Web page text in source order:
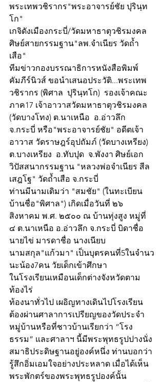
พระเทพวชิรากร"พระอาจารย์ชัย ปุรินฺท
โก"
เกจิดังเมืองกระบี่/วัดมหาธาตุวชิรมงคล
ศิษย์สายกรรมฐาน"ลพ.จำเนียร วัดถ้ำ
เสือ"
ทีมข่าวกองบรรณาธิการหนังสือพิมพ์
คัมภีร์นิวส์ ขอนำเสนอประวัติ...พระเทพ
วชิรากร (พิศาล  ปุรินฺทโก)  รองเจ้าคณะ
ภาค17 เจ้าอาวาสวัดมหาธาตุวชิรมงคล
(วัดบางโทง) ต.นาเหนือ  อ.อ่าวลึก
จ.กระบี่ หรือ"พระอาจารย์ชัย" อดีตเจ้า
อาวาส วัดราษฎร์อุปถัมภ์ (วัดบางเหรียง)
ต.บางเหรียง  อ.ทับปุด  จ.พังงา ศิษย์เอก
วิปัสสนากรรมฐาน "หลวงพ่อจำเนียร สีล
เสฎโฐ" วัดถ้ำเสือ จ.กระบี่
ท่านมีนามเดิมว่า "สมชัย" (ในทะเบียน
บ้านชื่อ"พิศาล") เกิดเมื่อวันที่ ๒๖
สิงหาคม พ.ศ. ๒๕๐๐ ณ บ้านทุ่งสูง หมู่ที่
๔ ต.นาเหนือ อ.อ่าวลึก จ.กระบี่ บิดาชื่อ
นายไข่ มารดาชื่อ นางเนียบ
นามสกุล"แก้วมา" เป็นบุตรคนที่5ในจำนว
นะน้อง7คน วัยเด็กเข้าศึกษา
ในโรงเรียนเหมือนเด็กต่างจังหวัดตาม
ท้องไร่
ท้องนาทั่วไป เผอิญทางเดินไปโรงเรียน
ต้องผ่านศาลาการเปรียญของวัดประจำ
หมู่บ้านหรือที่ชาวบ้านเรียกว่า “โรง
ธรรม” และศาลาฯ นี้มีพระพุทธรูปปางนั่ง
สมาธิประดิษฐานอยู่องค์หนึ่ง ท่านบอกว่า
รู้สึกอิ่มเอมใจอย่างประหลาด เมื่อได้เห็น
พระพักตร์ของพระพุทธรูปองค์นั้น